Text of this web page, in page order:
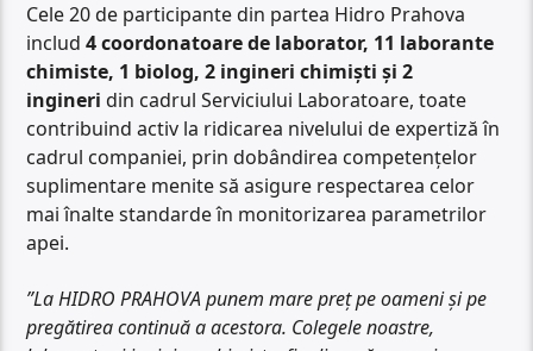
Cele 20 de participante din partea Hidro Prahova
includ4 coordonatoare de laborator, 11 laborante
chimiste, 1 biolog, 2 ingineri chimiști și 2
ingineri din cadrul Serviciului Laboratoare, toate
contribuind activ la ridicarea nivelului de expertiză în
cadrul companiei, prin dobândirea competențelor
suplimentare menite să asigure respectarea celor
mai înalte standarde în monitorizarea parametrilor
apei.
”La HIDRO PRAHOVA punem mare preț pe oameni și pe
pregătirea continuă a acestora. Colegele noastre,